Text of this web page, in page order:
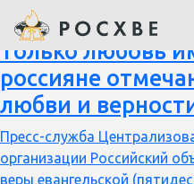
Общественная
Только любовь
россияне
любви и
Пресс-служба
организации Российский
веры евангельской